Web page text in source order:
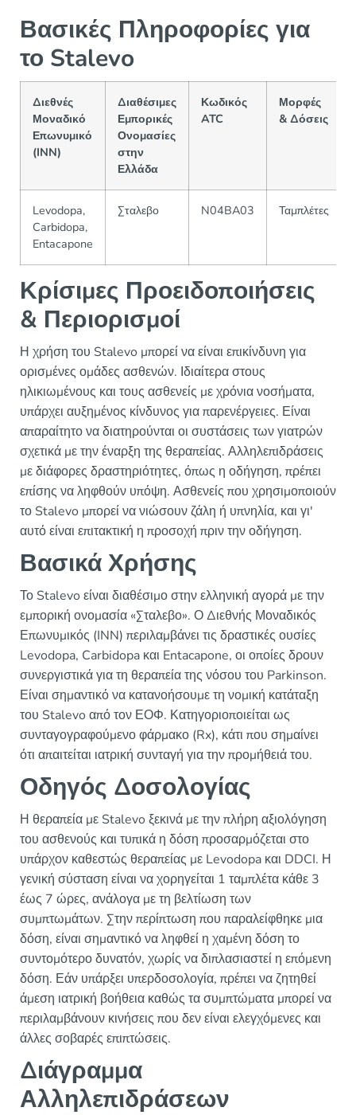
Βασικές Πληροφορίες για
το Stalevo
Διεθνές
Μοναδικό
Επωνυμικό
(INN)
Διαθέσιμες
Εμπορικές
Ονομασίες
στην
Ελλάδα
Κωδικός
ATC
Μορφές
& Δόσεις
Levodopa,
Carbidopa,
Entacapone
Σταλεβο N04BA03 Ταμπλέτες
Κρίσιμες Προειδοποιήσεις
& Περιορισμοί
Η χρήση του Stalevo μπορεί να είναι επικίνδυνη για
ορισμένες ομάδες ασθενών. Ιδιαίτερα στους
ηλικιωμένους και τους ασθενείς με χρόνια νοσήματα,
υπάρχει αυξημένος κίνδυνος για παρενέργειες. Είναι
απαραίτητο να διατηρούνται οι συστάσεις των γιατρών
σχετικά με την έναρξη της θεραπείας. Αλληλεπιδράσεις
με διάφορες δραστηριότητες, όπως η οδήγηση, πρέπει
επίσης να ληφθούν υπόψη. Ασθενείς που χρησιμοποιούν
το Stalevo μπορεί να νιώσουν ζάλη ή υπνηλία, και γι'
αυτό είναι επιτακτική η προσοχή πριν την οδήγηση.
Βασικά Χρήσης
Το Stalevo είναι διαθέσιμο στην ελληνική αγορά με την
εμπορική ονομασία «Σταλεβο». Ο Διεθνής Μοναδικός
Επωνυμικός (INN) περιλαμβάνει τις δραστικές ουσίες
Levodopa, Carbidopa και Entacapone, οι οποίες δρουν
συνεργιστικά για τη θεραπεία της νόσου του Parkinson.
Είναι σημαντικό να κατανοήσουμε τη νομική κατάταξη
του Stalevo από τον ΕΟΦ. Κατηγοριοποιείται ως
συνταγογραφούμενο φάρμακο (Rx), κάτι που σημαίνει
ότι απαιτείται ιατρική συνταγή για την προμήθειά του.
Οδηγός Δοσολογίας
Η θεραπεία με Stalevo ξεκινά με την πλήρη αξιολόγηση
του ασθενούς και τυπικά η δόση προσαρμόζεται στο
υπάρχον καθεστώς θεραπείας με Levodopa και DDCI. Η
γενική σύσταση είναι να χορηγείται 1 ταμπλέτα κάθε 3
έως 7 ώρες, ανάλογα με τη βελτίωση των
συμπτωμάτων. Στην περίπτωση που παραλείφθηκε μια
δόση, είναι σημαντικό να ληφθεί η χαμένη δόση το
συντομότερο δυνατόν, χωρίς να διπλασιαστεί η επόμενη
δόση. Εάν υπάρξει υπερδοσολογία, πρέπει να ζητηθεί
άμεση ιατρική βοήθεια καθώς τα συμπτώματα μπορεί να
περιλαμβάνουν κινήσεις που δεν είναι ελεγχόμενες και
άλλες σοβαρές επιπτώσεις.
Διάγραμμα
Αλληλεπιδράσεων